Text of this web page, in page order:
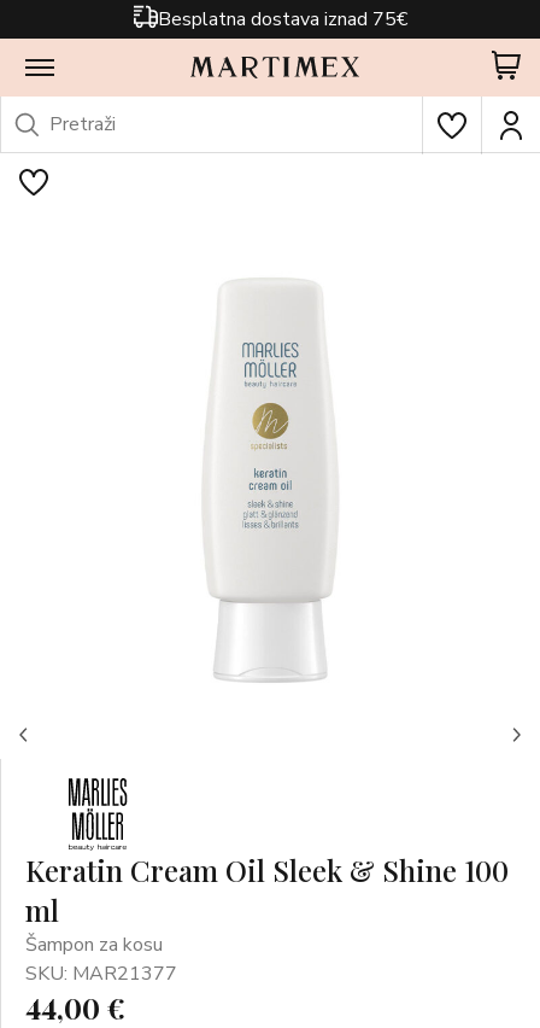
Besplatna dostava iznad 75€
Keratin Cream Oil Sleek & Shine 100
ml
Šampon za kosu
SKU: MAR21377
44,00 €